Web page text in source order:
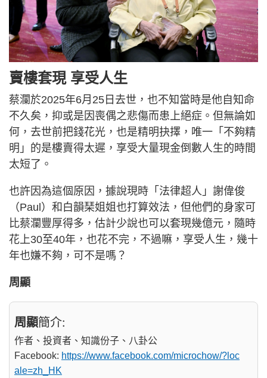
賣樓套現 享受人生
蔡瀾於2025年6月25日去世，也不知當時是他自知命
不久矣，抑或是因喪偶之悲傷而患上絕症。但無論如
何，去世前把錢花光，也是精明抉擇，唯一「不夠精
明」的是樓賣得太遲，享受大量現金倒數人生的時間
太短了。
也許因為這個原因，據說現時「法律超人」謝偉俊
（Paul）和白韻琹姐姐也打算效法，但他們的身家可
比蔡瀾豐厚得多，估計少說也可以套現幾億元，隨時
花上30至40年，也花不完，不過嘛，享受人生，幾十
年也嫌不夠，可不是嗎？
周顯
周顯簡介:
作者、投資者、知識份子、八卦公
Facebook: https://www.facebook.com/microchow/?loc
ale=zh_HK